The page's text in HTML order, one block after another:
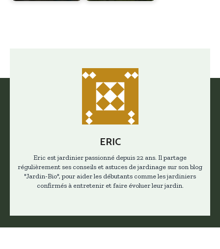
ERIC
Eric est jardinier passionné depuis 22 ans. Il partage
régulièrement ses conseils et astuces de jardinage sur son blog
"Jardin-Bio", pour aider les débutants comme les jardiniers
confirmés à entretenir et faire évoluer leur jardin.